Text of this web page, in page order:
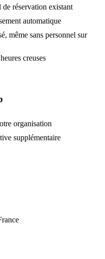
réservation existant
automatique
même sans personnel sur
creuses
organisation
supplémentaire